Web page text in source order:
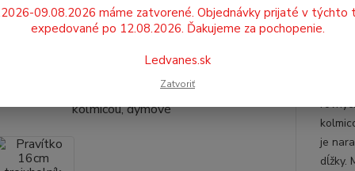
16cm trojuholník KOH-I-
je
dĺžky.
09.08.2026 máme zatvorené. Objednávky prijaté v týchto
expedované po 12.08.2026. Ďakujeme za pochopenie.
Ledvanes.sk
Zatvoriť